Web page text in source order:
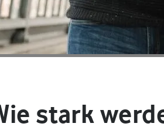
stark